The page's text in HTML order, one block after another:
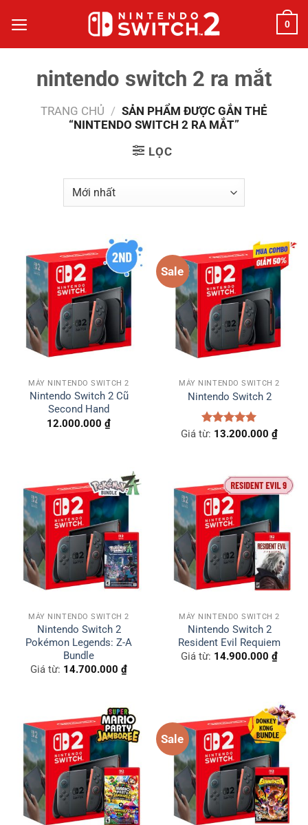
qua
nội
0
nintendo switch 2 ra mắt
TRANG CHỦ / SẢN PHẨM ĐƯỢC GẮN THẺ
“NINTENDO SWITCH 2 RA MẮT”
LỌC
MÁY NINTENDO SWITCH 2
Nintendo Switch 2 Cũ
Second Hand
12.000.000 ₫
Sale
MÁY NINTENDO SWITCH 2
Nintendo Switch 2
Được xếp
Giá từ: 13.200.000 ₫
MÁY NINTENDO SWITCH 2
Nintendo Switch 2
Pokémon Legends: Z-A
Bundle
Giá từ: 14.700.000 ₫
MÁY NINTENDO SWITCH 2
Nintendo Switch 2
Resident Evil Requiem
Giá từ: 14.900.000 ₫
Sale